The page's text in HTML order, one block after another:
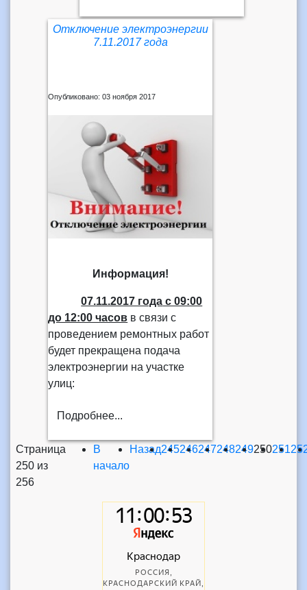
Отключение электроэнергии
7.11.2017 года
Опубликовано: 03 ноября 2017
Информация!
07.11.2017 года с 09:00
до 12:00 часов в связи с
проведением ремонтных работ
будет прекращена подача
электроэнергии на участке
улиц:
Подробнее...
Страница
250 из
256
В
начало
Назад245246247248249250251